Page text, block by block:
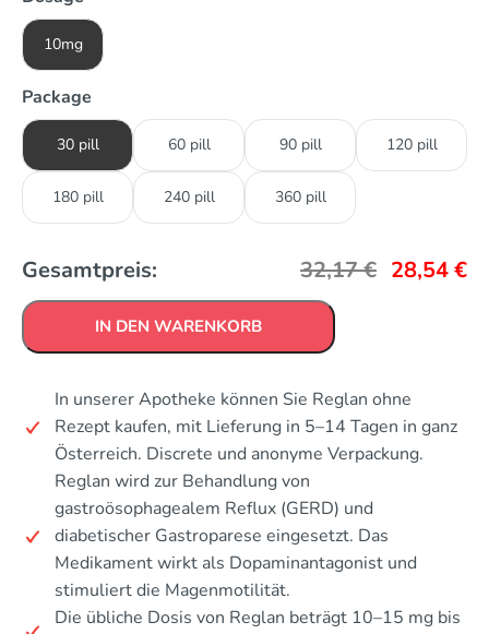
10mg
Package
30 pill 60 pill 90 pill 120 pill
180 pill 240 pill 360 pill
Gesamtpreis: 32,17€ 28,54€
IN DEN WARENKORB
In unserer Apotheke können Sie Reglan ohne
Rezept kaufen, mit Lieferung in 5–14 Tagen in ganz
Österreich. Discrete und anonyme Verpackung.
Reglan wird zur Behandlung von
gastroösophagealem Reflux (GERD) und
diabetischer Gastroparese eingesetzt. Das
Medikament wirkt als Dopaminantagonist und
stimuliert die Magenmotilität.
Die übliche Dosis von Reglan beträgt 10–15 mg bis